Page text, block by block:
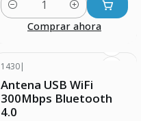
Cantidad
Comprar ahora
1430|
Antena USB WiFi
300Mbps Bluetooth
4.0